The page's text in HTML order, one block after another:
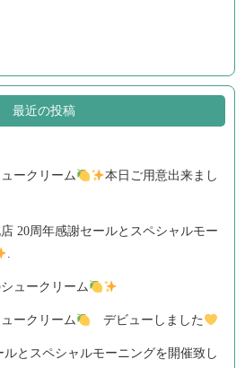
最近の投稿
ークリーム
本日ご用意出来まし
20周年感謝セールとスペシャルモー
.
ュークリーム
ークリーム デビューしました
ルとスペシャルモーニングを開催致し